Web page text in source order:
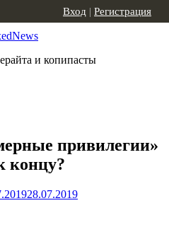
и копипасты
Вход | Регистрация
привилегии»
концу?
28.07.2019